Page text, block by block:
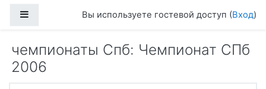
Боковая панельВы используете гостевой доступ (Вход)
чемпионаты Спб: Чемпионат СПб
2006